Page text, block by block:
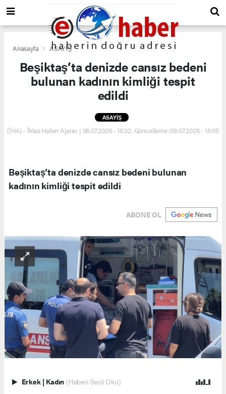
Anasayfa ASAYİŞ
Beşiktaş’ta denizde cansız bedeni
bulunan kadının kimliği tespit
edildi
ASAYİŞ
(İHA) - İhlas Haber Ajansı | 08.07.2026 - 16:32, Güncelleme: 08.07.2026 - 16:05
Beşiktaş’ta denizde cansız bedeni bulunan
kadının kimliği tespit edildi
ABONE OL
Erkek | Kadın (Haberi Sesli Oku)